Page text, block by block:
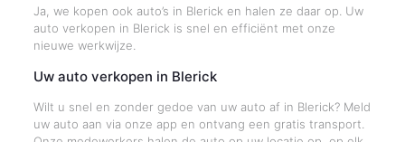
Ja, we kopen ook auto’s in Blerick en halen ze daar op. Uw
auto verkopen in Blerick is snel en efficiënt met onze
nieuwe werkwijze.
Uw auto verkopen in Blerick
Wilt u snel en zonder gedoe van uw auto af in Blerick? Meld
uw auto aan via onze app en ontvang een gratis transport.